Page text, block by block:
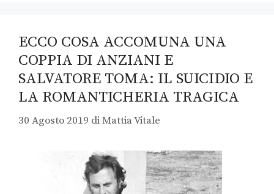
ECCO COSA ACCOMUNA UNA
COPPIA DI ANZIANI E
SALVATORE TOMA: IL SUICIDIO E
LA ROMANTICHERIA TRAGICA
30 Agosto 2019 diMattia Vitale